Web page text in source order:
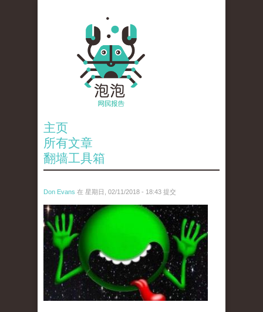
主页
所有文章
翻墙工具箱
Don Evans 在 星期日, 02/11/2018 - 18:43 提交
wechatimg1429.jpeg